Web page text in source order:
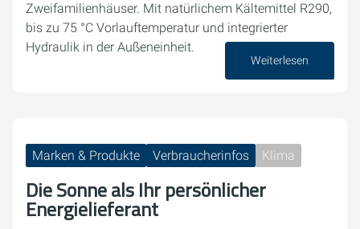
Zweifamilienhäuser. Mit natürlichem Kältemittel R290,
bis zu 75 °C Vorlauftemperatur und integrierter
Hydraulik in der Außeneinheit.
Weiterlesen
Marken & Produkte Verbraucherinfos Klima
Die Sonne als Ihr persönlicher
Energielieferant